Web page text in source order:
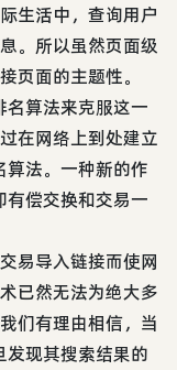
生活中，查询用户
。所以虽然页面级
页面的主题性。
算法来克服这一
在网络上到处建立
法。一种新的作
偿交换和交易一
易导入链接而使网
已然无法为绝大多
们有理由相信，当
现其搜索结果的